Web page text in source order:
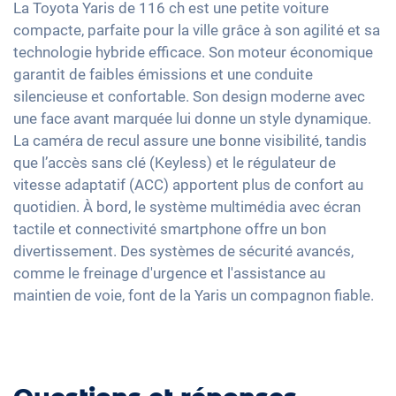
Rétroviseurs extérieurs à réglage électrique
Rétroviseur intérieur jour/nuit automatique
16" jantes en aluminium
Détection de fatigue
Contrôle de pression des pneus
Assistant de freinage d'urgence
Détection des piétons
Assistant de changement de voie
Apple Car Play
Android Auto
Ecran tactile
Recharge téléphone sans fil
Full Digital Cockpit
Navigation avec Apple CarPlay / Android Auto
Interface USB-C
Sièges chauffants avant
Sièges en tissu
Vitres surteintées
Volant chauffant
Accoudoir central pour les sièges avant
Assistance au démarrage en côte
Banquette rabbattable
La Toyota Yaris de 116 ch est une petite voiture
compacte, parfaite pour la ville grâce à son agilité et sa
technologie hybride efficace. Son moteur économique
garantit de faibles émissions et une conduite
silencieuse et confortable. Son design moderne avec
une face avant marquée lui donne un style dynamique.
La caméra de recul assure une bonne visibilité, tandis
que l’accès sans clé (Keyless) et le régulateur de
vitesse adaptatif (ACC) apportent plus de confort au
quotidien. À bord, le système multimédia avec écran
tactile et connectivité smartphone offre un bon
divertissement. Des systèmes de sécurité avancés,
comme le freinage d'urgence et l'assistance au
maintien de voie, font de la Yaris un compagnon fiable.